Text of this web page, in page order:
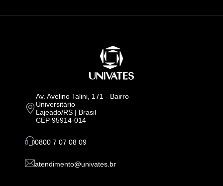
Av. Avelino Talini, 171 - Bairro
Universitário
Lajeado/RS | Brasil
CEP 95914-014
0800 7 07 08 09
atendimento@univates.br